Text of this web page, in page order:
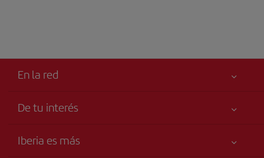
En la red
De tu interés
Accesibilidad
Iberia es más